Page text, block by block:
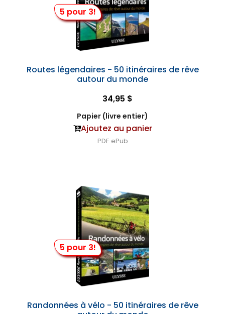
5 pour 3!
Routes légendaires - 50 itinéraires de rêve
autour du monde
34,95 $
Papier (livre entier)
Ajoutez au panier
PDF ePub
5 pour 3!
Randonnées à vélo - 50 itinéraires de rêve